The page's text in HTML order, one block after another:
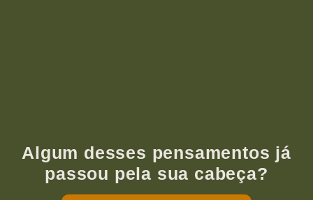
Algum desses pensamentos já
passou pela sua cabeça?